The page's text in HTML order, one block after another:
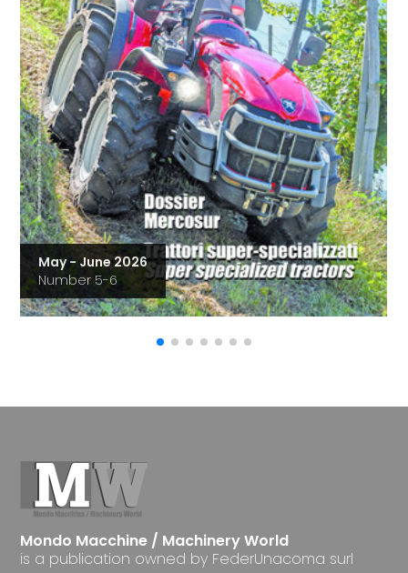
May - June 2026
Number 5-6
Mondo Macchine / Machinery World
is a publication owned by FederUnacoma surl